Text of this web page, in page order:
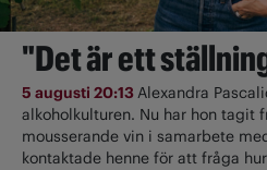
"Det är ett
5 augusti 20:13Alexandra
alkoholkulturen. Nu har hon tagit
mousserande vin i samarbete
kontaktade henne för att fråga